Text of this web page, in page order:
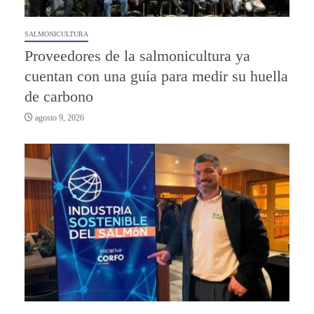
SALMONICULTURA
Proveedores de la salmonicultura ya
cuentan con una guía para medir su huella
de carbono
agosto 9, 2026